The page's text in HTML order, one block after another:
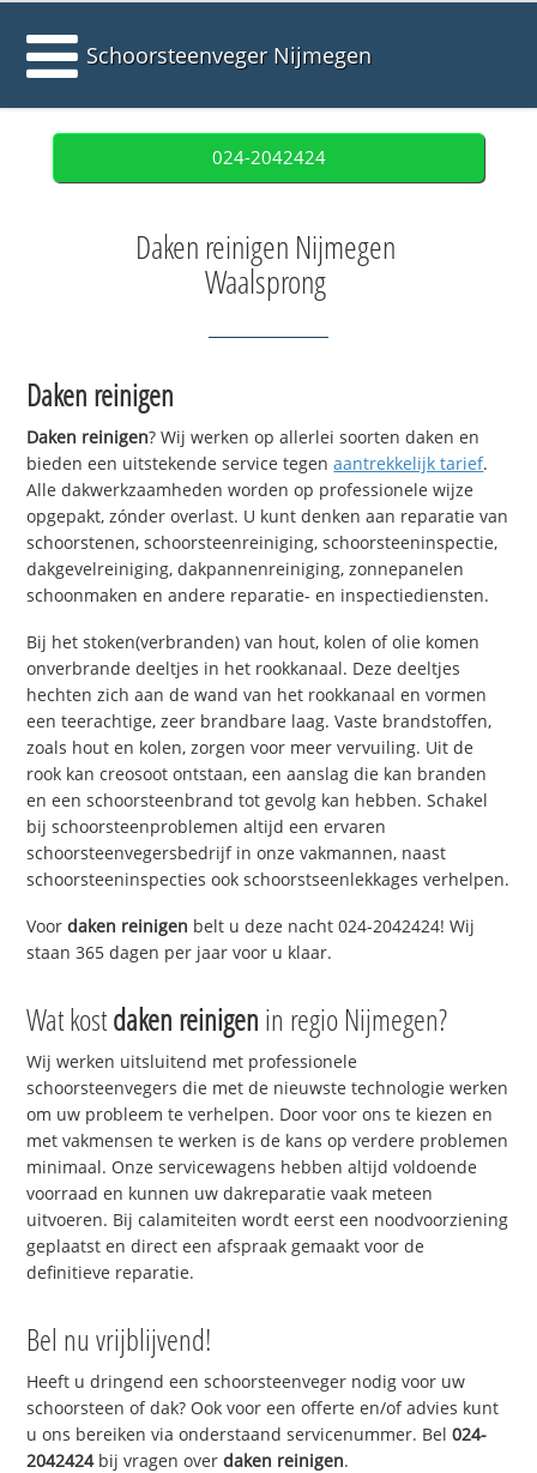
Schoorsteenveger Nijmegen
024-2042424
Daken reinigen Nijmegen
Waalsprong
Daken reinigen
Daken reinigen? Wij werken op allerlei soorten daken en
bieden een uitstekende service tegenaantrekkelijk tarief.
Alle dakwerkzaamheden worden op professionele wijze
opgepakt, zónder overlast. U kunt denken aan reparatie van
schoorstenen, schoorsteenreiniging, schoorsteeninspectie,
dakgevelreiniging, dakpannenreiniging, zonnepanelen
schoonmaken en andere reparatie- en inspectiediensten.
Bij het stoken(verbranden) van hout, kolen of olie komen
onverbrande deeltjes in het rookkanaal. Deze deeltjes
hechten zich aan de wand van het rookkanaal en vormen
een teerachtige, zeer brandbare laag. Vaste brandstoffen,
zoals hout en kolen, zorgen voor meer vervuiling. Uit de
rook kan creosoot ontstaan, een aanslag die kan branden
en een schoorsteenbrand tot gevolg kan hebben. Schakel
bij schoorsteenproblemen altijd een ervaren
schoorsteenvegersbedrijf in onze vakmannen, naast
schoorsteeninspecties ook schoorstseenlekkages verhelpen.
Voordaken reinigen belt u deze nacht 024-2042424! Wij
staan 365 dagen per jaar voor u klaar.
Wat kostdaken reinigen in regio Nijmegen?
Wij werken uitsluitend met professionele
schoorsteenvegers die met de nieuwste technologie werken
om uw probleem te verhelpen. Door voor ons te kiezen en
met vakmensen te werken is de kans op verdere problemen
minimaal. Onze servicewagens hebben altijd voldoende
voorraad en kunnen uw dakreparatie vaak meteen
uitvoeren. Bij calamiteiten wordt eerst een noodvoorziening
geplaatst en direct een afspraak gemaakt voor de
definitieve reparatie.
Bel nu vrijblijvend!
Heeft u dringend een schoorsteenveger nodig voor uw
schoorsteen of dak? Ook voor een offerte en/of advies kunt
u ons bereiken via onderstaand servicenummer. Bel024-
2042424bij vragen overdaken reinigen.